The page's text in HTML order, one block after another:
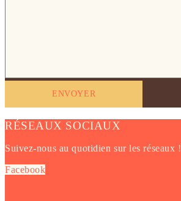
RÉSEAUX SOCIAUX
Suivez-nous au quotidien sur les réseaux !
Facebook